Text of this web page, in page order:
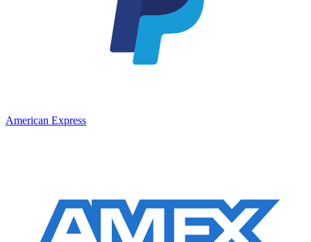
American Express